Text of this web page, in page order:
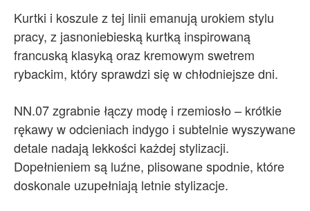
Kurtki i koszule z tej linii emanują urokiem stylu
pracy, z jasnoniebieską kurtką inspirowaną
francuską klasyką oraz kremowym swetrem
rybackim, który sprawdzi się w chłodniejsze dni.
NN.07 zgrabnie łączy modę i rzemiosło – krótkie
rękawy w odcieniach indygo i subtelnie wyszywane
detale nadają lekkości każdej stylizacji.
Dopełnieniem są luźne, plisowane spodnie, które
doskonale uzupełniają letnie stylizacje.